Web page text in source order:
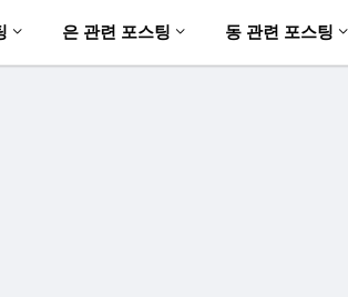
은 관련 포스팅 동 관련 포스팅